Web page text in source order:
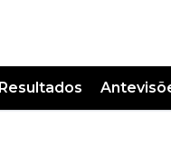
Resultados